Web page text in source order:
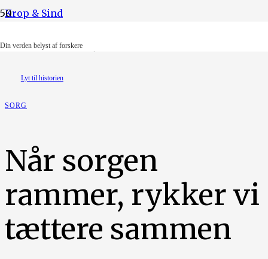
Din verden belyst af forskere
Krop & Sind
Illustration: Oline Jessen
Lyt til historien
SORG
Når sorgen
rammer, rykker vi
tættere sammen